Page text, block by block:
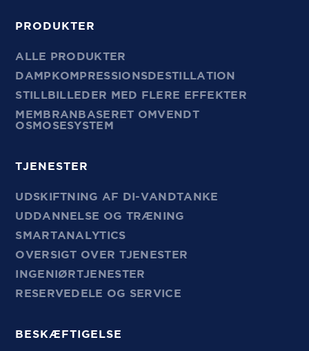
PRODUKTER
ALLE PRODUKTER
DAMPKOMPRESSIONSDESTILLATION
STILLBILLEDER MED FLERE EFFEKTER
MEMBRANBASERET OMVENDT
OSMOSESYSTEM
TJENESTER
UDSKIFTNING AF DI-VANDTANKE
UDDANNELSE OG TRÆNING
SMARTANALYTICS
OVERSIGT OVER TJENESTER
INGENIØRTJENESTER
RESERVEDELE OG SERVICE
BESKÆFTIGELSE